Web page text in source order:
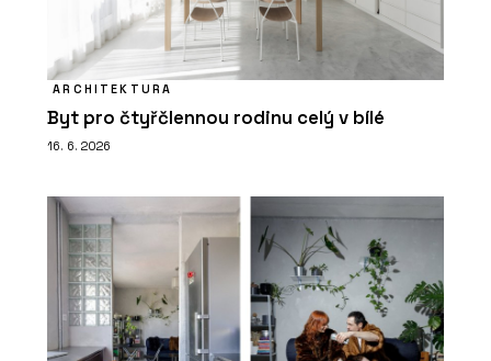
ARCHITEKTURA
Byt pro čtyřčlennou rodinu celý v bílé
16. 6. 2026